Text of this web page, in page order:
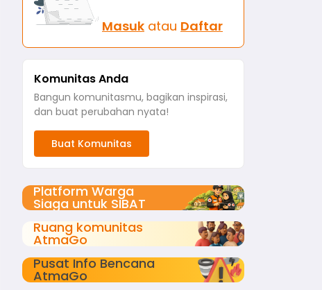
Masuk atau Daftar
Komunitas Anda
Bangun komunitasmu, bagikan inspirasi,
dan buat perubahan nyata!
Buat Komunitas
Platform Warga
Siaga untuk SIBAT
Ruang komunitas
AtmaGo
Pusat Info Bencana
AtmaGo